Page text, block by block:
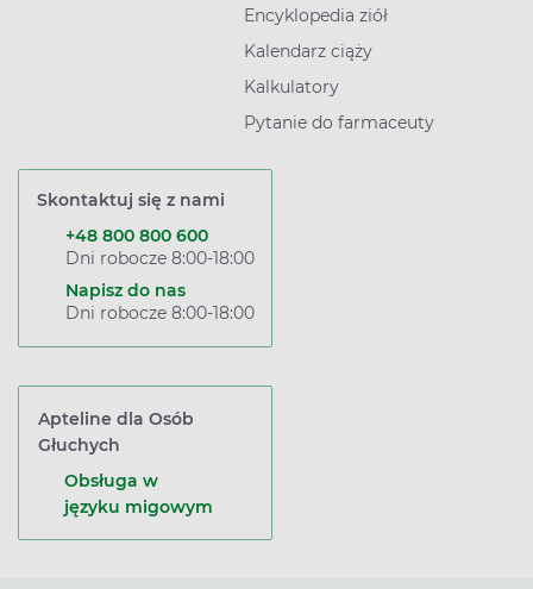
Encyklopedia ziół
Kalendarz ciąży
Kalkulatory
Pytanie do farmaceuty
Skontaktuj się z nami
+48 800 800 600
Dni robocze 8:00-18:00
Napisz do nas
Dni robocze 8:00-18:00
Apteline dla Osób
Głuchych
Obsługa w
języku migowym